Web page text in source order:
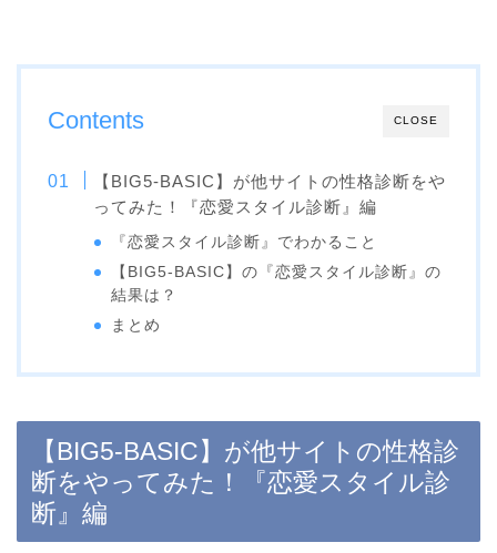
CLOSE
Contents
【BIG5-BASIC】が他サイトの性格診断をや
ってみた！『恋愛スタイル診断』編
『恋愛スタイル診断』でわかること
【BIG5-BASIC】の『恋愛スタイル診断』の
結果は？
まとめ
【BIG5-BASIC】が他サイトの性格診
断をやってみた！『恋愛スタイル診
断』編